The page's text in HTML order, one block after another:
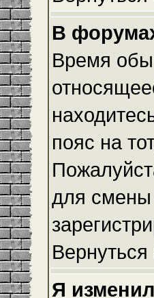
В
Время
пояс на
для смены
Вернуться
Я